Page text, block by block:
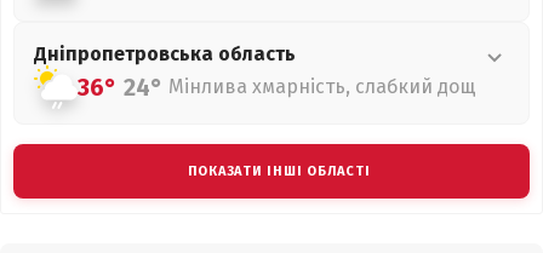
Дніпропетровська область
36° 24° Мінлива хмарність, слабкий дощ
ПОКАЗАТИ ІНШІ ОБЛАСТІ